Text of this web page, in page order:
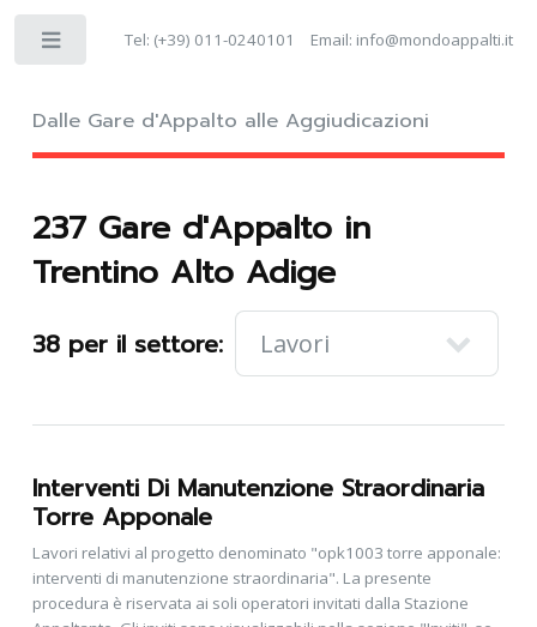
Dalle Gare d'Appalto alle Aggiudicazioni
Tel: (+39) 011-0240101 Email: info@mondoappalti.it
237 Gare d'Appalto in
Trentino Alto Adige
38 per il settore:
Interventi Di Manutenzione Straordinaria
Torre Apponale
Lavori relativi al progetto denominato "opk1003 torre apponale:
interventi di manutenzione straordinaria". La presente
procedura è riservata ai soli operatori invitati dalla Stazione